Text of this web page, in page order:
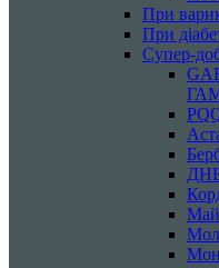
При
При
Супер-